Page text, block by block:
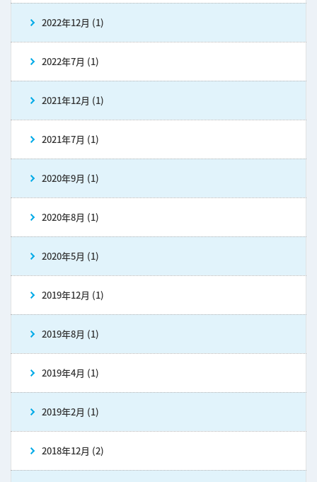
2022年12月 (1)
2022年7月 (1)
2021年12月 (1)
2021年7月 (1)
2020年9月 (1)
2020年8月 (1)
2020年5月 (1)
2019年12月 (1)
2019年8月 (1)
2019年4月 (1)
2019年2月 (1)
2018年12月 (2)